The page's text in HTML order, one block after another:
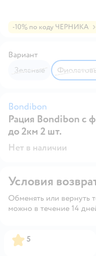
-10% по коду ЧЕРНИКА
Вариант
Зеленые
Bondibon
Рация Bondibon с
до 2км 2 шт.
Нет в наличии
Условия
Обменять или вернуть
можно в течение 14
Рейтинг:
5